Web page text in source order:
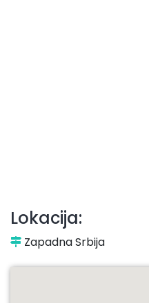
Lokacija:
Zapadna Srbija